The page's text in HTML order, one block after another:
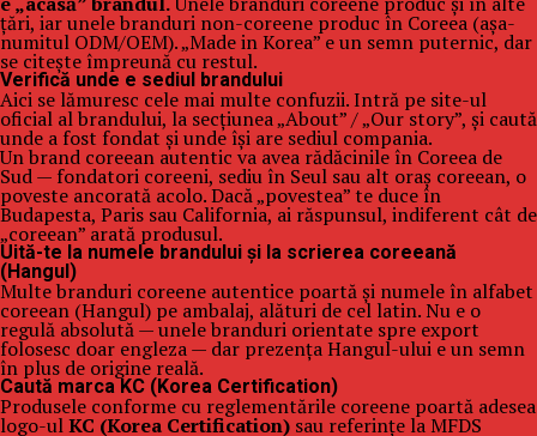
țări, iar unele branduri non-coreene produc în Coreea (așa-
numitul ODM/OEM). „Made in Korea” e un semn puternic, dar
se citește împreună cu restul.
Verifică unde e sediul brandului
Aici se lămuresc cele mai multe confuzii. Intră pe site-ul
oficial al brandului, la secțiunea „About” / „Our story”, și caută
unde a fost fondat și unde își are sediul compania.
Un brand coreean autentic va avea rădăcinile în Coreea de
Sud — fondatori coreeni, sediu în Seul sau alt oraș coreean, o
poveste ancorată acolo. Dacă „povestea” te duce în
Budapesta, Paris sau California, ai răspunsul, indiferent cât de
„coreean” arată produsul.
Uită-te la numele brandului și la scrierea coreeană
(Hangul)
Multe branduri coreene autentice poartă și numele în alfabet
coreean (Hangul) pe ambalaj, alături de cel latin. Nu e o
regulă absolută — unele branduri orientate spre export
folosesc doar engleza — dar prezența Hangul-ului e un semn
în plus de origine reală.
Caută marca KC (Korea Certification)
Produsele conforme cu reglementările coreene poartă adesea
logo-ulKC (Korea Certification) sau referințe la MFDS